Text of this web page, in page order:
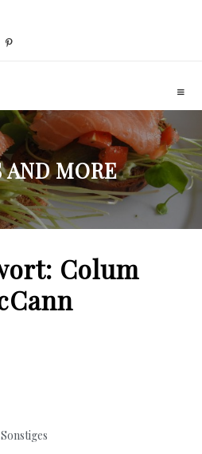
AND MORE
Colum
Sonstiges